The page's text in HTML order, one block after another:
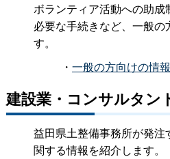
ボランティア活動への助
必要な手続きなど、一般の
す。
・ 一般の方向けの情報
建設業・コンサルタン
益田県土整備事務所が発
関する情報を紹介します。